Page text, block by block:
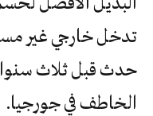
تدخل خارجي غير
حدث قبل ثلاث
الخاطف في جورجيا.